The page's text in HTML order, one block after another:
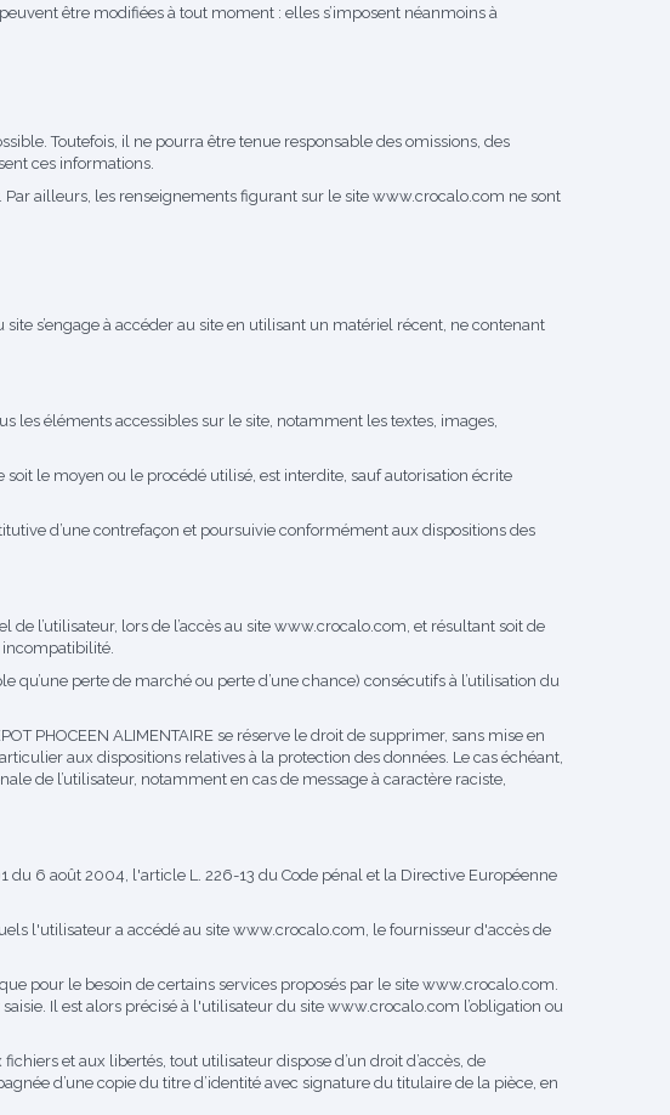
être modifiées à tout moment : elles s’imposent néanmoins à
Toutefois, il ne pourra être tenue responsable des omissions, des
ces informations.
Par ailleurs, les renseignements figurant sur le site www.crocalo.com ne sont
s’engage à accéder au site en utilisant un matériel récent, ne contenant
les éléments accessibles sur le site, notamment les textes, images,
le moyen ou le procédé utilisé, est interdite, sauf autorisation écrite
d’une contrefaçon et poursuivie conformément aux dispositions des
l’utilisateur, lors de l’accès au site www.crocalo.com, et résultant soit de
incompatibilité.
perte de marché ou perte d’une chance) consécutifs à l’utilisation du
PHOCEEN ALIMENTAIRE se réserve le droit de supprimer, sans mise en
aux dispositions relatives à la protection des données. Le cas échéant,
de l’utilisateur, notamment en cas de message à caractère raciste,
6 août 2004, l'article L. 226-13 du Code pénal et la Directive Européenne
l'utilisateur a accédé au sitewww.crocalo.com, le fournisseur d'accès de
pour le besoin de certains services proposés par le site www.crocalo.com.
Il est alors précisé à l'utilisateur du site www.crocalo.com l’obligation ou
et aux libertés, tout utilisateur dispose d’un droit d’accès, de
d’une copie du titre d’identité avec signature du titulaire de la pièce, en